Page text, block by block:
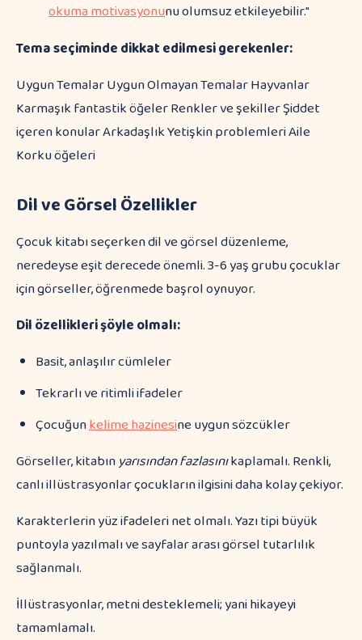
okuma motivasyonunu olumsuz etkileyebilir."
Tema seçiminde dikkat edilmesi gerekenler:
Uygun Temalar Uygun Olmayan Temalar Hayvanlar
Karmaşık fantastik öğeler Renkler ve şekiller Şiddet
içeren konular Arkadaşlık Yetişkin problemleri Aile
Korku öğeleri
Dil ve Görsel Özellikler
Çocuk kitabı seçerken dil ve görsel düzenleme,
neredeyse eşit derecede önemli. 3-6 yaş grubu çocuklar
için görseller, öğrenmede başrol oynuyor.
Dil özellikleri şöyle olmalı:
Basit, anlaşılır cümleler
Tekrarlı ve ritimli ifadeler
Çocuğunkelime hazinesine uygun sözcükler
Görseller, kitabınyarısından fazlasınıkaplamalı. Renkli,
canlı illüstrasyonlar çocukların ilgisini daha kolay çekiyor.
Karakterlerin yüz ifadeleri net olmalı. Yazı tipi büyük
puntoyla yazılmalı ve sayfalar arası görsel tutarlılık
sağlanmalı.
İllüstrasyonlar, metni desteklemeli; yani hikayeyi
tamamlamalı.